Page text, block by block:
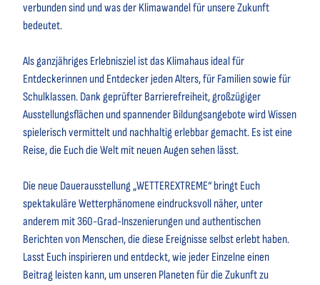
verbunden sind und was der Klimawandel für unsere Zukunft
bedeutet.
Als ganzjähriges Erlebnisziel ist das Klimahaus ideal für
Entdeckerinnen und Entdecker jeden Alters, für Familien sowie für
Schulklassen. Dank geprüfter Barrierefreiheit, großzügiger
Ausstellungsflächen und spannender Bildungsangebote wird Wissen
spielerisch vermittelt und nachhaltig erlebbar gemacht. Es ist eine
Reise, die Euch die Welt mit neuen Augen sehen lässt.
Die neue Dauerausstellung „WETTEREXTREME“ bringt Euch
spektakuläre Wetterphänomene eindrucksvoll näher, unter
anderem mit 360-Grad-Inszenierungen und authentischen
Berichten von Menschen, die diese Ereignisse selbst erlebt haben.
Lasst Euch inspirieren und entdeckt, wie jeder Einzelne einen
Beitrag leisten kann, um unseren Planeten für die Zukunft zu